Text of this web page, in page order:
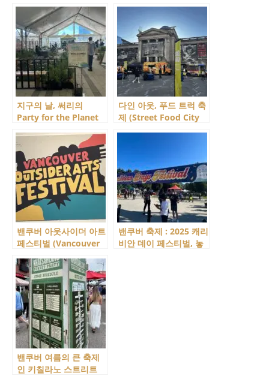
지구의 날, 써리의
Party for the Planet
다인 아웃, 푸드 트럭 축
제 (Street Food City
밴쿠버 아웃사이더 아트
페스티벌 (Vancouver
Festival)에 다녀 왔어
요!
밴쿠버 축제 : 2025 캐리
비안 데이 페스티벌, 놓
밴쿠버 여름의 큰 축제
인 키칠라노 스트리트